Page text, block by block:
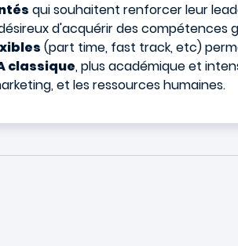
qui souhaitent renforcer leur
d'acquérir des compétences
(part time, fast track, etc)
classique, plus académique et
et les ressources humaines.